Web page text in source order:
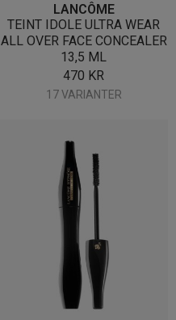
LANCÔME
TEINT IDOLE ULTRA WEAR
ALL OVER FACE CONCEALER
13,5 ML
470 KR
17 VARIANTER